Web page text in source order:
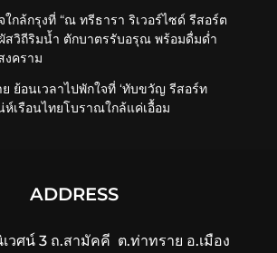
ใกล้กรุงที่ “ณ ทรีธารา ริเวอร์ไซด์ รีสอร์ต
สวิถีริมน้ำ ตักบาตรรับอรุณ พร้อมดื่มด่ำ
งคราม
ย้อนเวลาไปพักใจที่ ‘ทับขวัญ รีสอร์ท
ห์เรือนไทยโบราณใกล้แค่เอื้อม
ADDRESS
วศน์ 3 ถ.สามัคคี ต.ท่าทราย อ.เมือง